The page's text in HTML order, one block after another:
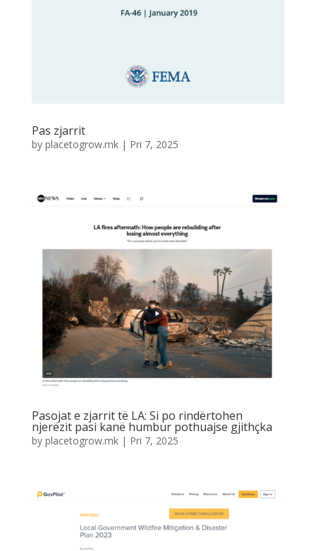
Pas zjarrit
by placetogrow.mk| Pri 7, 2025
Pasojat e zjarrit të LA: Si po rindërtohen
njerëzit pasi kanë humbur pothuajse gjithçka
by placetogrow.mk| Pri 7, 2025